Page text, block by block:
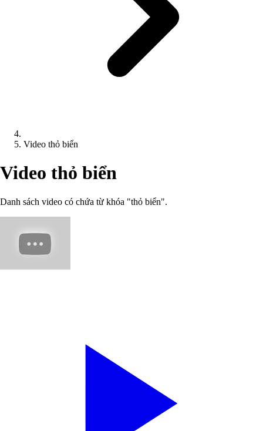
Video thỏ biển
Video thỏ biển
Danh sách video có chứa từ khóa "thỏ biển".